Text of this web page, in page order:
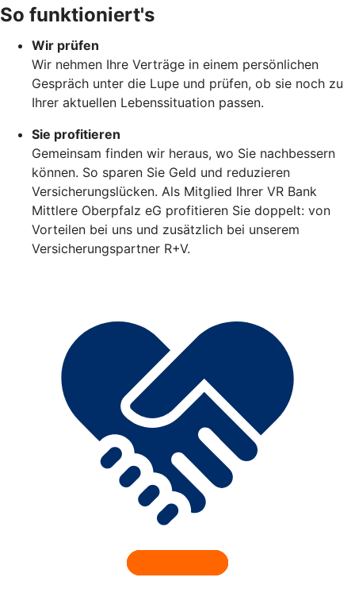
So funktioniert's
Wir prüfen
Wir nehmen Ihre Verträge in einem persönlichen
Gespräch unter die Lupe und prüfen, ob sie noch zu
Ihrer aktuellen Lebenssituation passen.
Sie profitieren
Gemeinsam finden wir heraus, wo Sie nachbessern
können. So sparen Sie Geld und reduzieren
Versicherungslücken. Als Mitglied Ihrer VR Bank
Mittlere Oberpfalz eG profitieren Sie doppelt: von
Vorteilen bei uns und zusätzlich bei unserem
Versicherungspartner R+V.